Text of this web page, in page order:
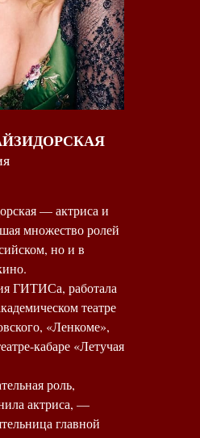
— актриса и
множество ролей
но и в
ГИТИСа, работала
театре
«Ленкоме»,
кабаре «Летучая
роль,
актриса, —
главной